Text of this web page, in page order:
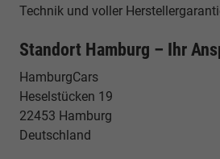
Technik und voller
Standort Hamburg – Ihr
HamburgCars
Heselstücken 19
22453 Hamburg
Deutschland